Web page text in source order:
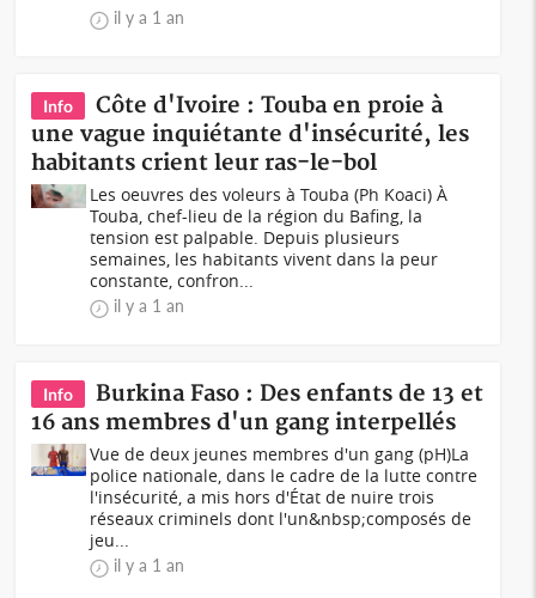
il y a 1 an
Info
Côte d'Ivoire : Touba en proie à
une vague inquiétante d'insécurité, les
habitants crient leur ras-le-bol
Les oeuvres des voleurs à Touba (Ph Koaci) À
Touba, chef-lieu de la région du Bafing, la
tension est palpable. Depuis plusieurs
semaines, les habitants vivent dans la peur
constante, confron...
il y a 1 an
Info
Burkina Faso : Des enfants de 13 et
16 ans membres d'un gang interpellés
Vue de deux jeunes membres d'un gang (pH)La
police nationale, dans le cadre de la lutte contre
l'insécurité, a mis hors d'État de nuire trois
réseaux criminels dont l'un&nbsp;composés de
jeu...
il y a 1 an